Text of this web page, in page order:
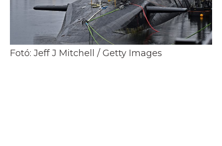
Fotó: Jeff J Mitchell / Getty Images